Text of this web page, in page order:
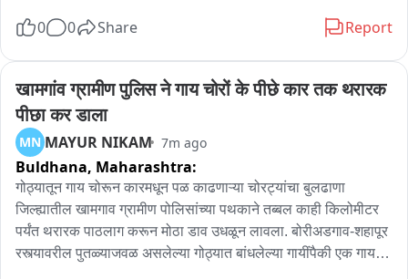
करणं, यात खूप फरक : प्रवीण दरेकर
भाजप नेते प्रवीण दरेकर बाईट पॉईंटर
ऑन मनोज जरांगे आरोप
- आरोप करायला फार अक्कल लागत नाही
- ज्यांना सिस्टीम समजून घ्यायची नाही, त्यांच्याबद्दल काय बोलायचे?
- जात पडताळणी समितीला न्यायालयीन अधिकार
- कुठलाही मंत्री हस्तक्षेप करू शकत नाही, लेखी देण्याचा तर विषयच नाही
- काही त्रुटी असतील म्हणून नोंदी रद्द केल्या असतील
0 0 Share Report
खामगांव ग्रामीण पुलिस ने गाय चोरों के पीछे कार तक थरारक
पीछा कर डाला
MN MAYUR NIKAM 7m ago
Buldhana, Maharashtra:
गोठ्यातून गाय चोरून कारमधून पळ काढणाऱ्या चोरट्यांचा बुलढाणा
जिल्ह्यातील खामगाव ग्रामीण पोलिसांच्या पथकाने तब्बल काही किलोमीटर
पर्यंत थरारक पाठलाग करून मोठा डाव उधळून लावला. बोरीअडगाव-शहापूर
रस्त्यावरील पुतळ्याजवळ असलेल्या गोठ्यात बांधलेल्या गायींपैकी एक गाय